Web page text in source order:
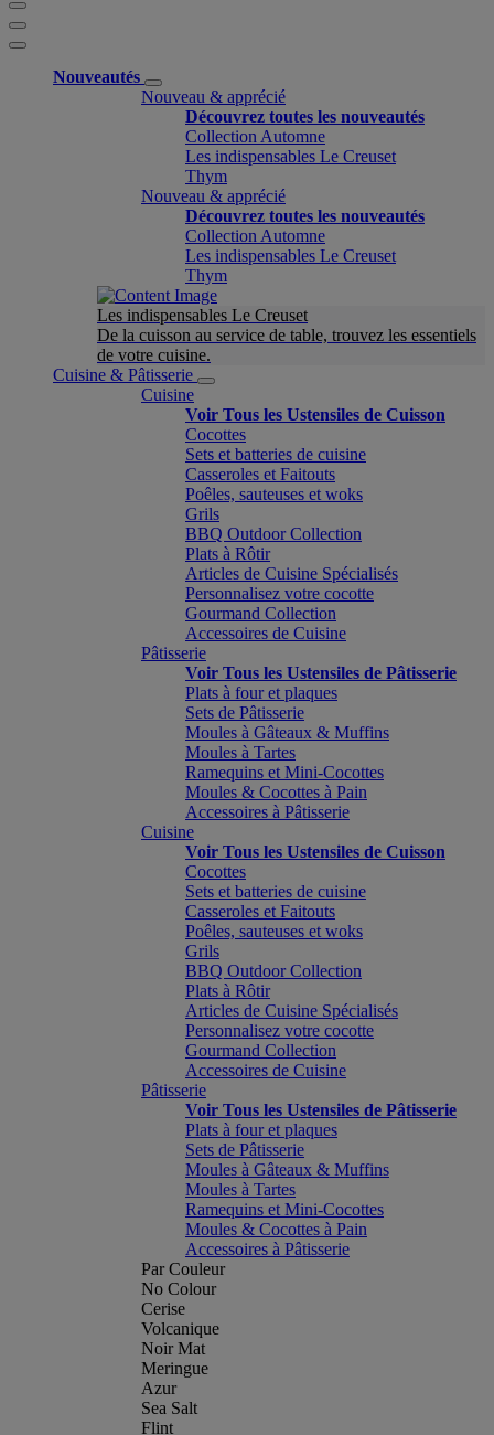
Nouveautés
Nouveau & apprécié
Découvrez toutes les nouveautés
Collection Automne
Les indispensables Le Creuset
Thym
Nouveau & apprécié
Découvrez toutes les nouveautés
Collection Automne
Les indispensables Le Creuset
Thym
Les indispensables Le Creuset
De la cuisson au service de table, trouvez les essentiels
de votre cuisine.
Cuisine & Pâtisserie
Cuisine
Voir Tous les Ustensiles de Cuisson
Cocottes
Sets et batteries de cuisine
Casseroles et Faitouts
Poêles, sauteuses et woks
Grils
BBQ Outdoor Collection
Plats à Rôtir
Articles de Cuisine Spécialisés
Personnalisez votre cocotte
Gourmand Collection
Accessoires de Cuisine
Pâtisserie
Voir Tous les Ustensiles de Pâtisserie
Plats à four et plaques
Sets de Pâtisserie
Moules à Gâteaux & Muffins
Moules à Tartes
Ramequins et Mini-Cocottes
Moules & Cocottes à Pain
Accessoires à Pâtisserie
Cuisine
Voir Tous les Ustensiles de Cuisson
Cocottes
Sets et batteries de cuisine
Casseroles et Faitouts
Poêles, sauteuses et woks
Grils
BBQ Outdoor Collection
Plats à Rôtir
Articles de Cuisine Spécialisés
Personnalisez votre cocotte
Gourmand Collection
Accessoires de Cuisine
Pâtisserie
Voir Tous les Ustensiles de Pâtisserie
Plats à four et plaques
Sets de Pâtisserie
Moules à Gâteaux & Muffins
Moules à Tartes
Ramequins et Mini-Cocottes
Moules & Cocottes à Pain
Accessoires à Pâtisserie
Par Couleur
No Colour
Cerise
Volcanique
Noir Mat
Meringue
Azur
Sea Salt
Flint